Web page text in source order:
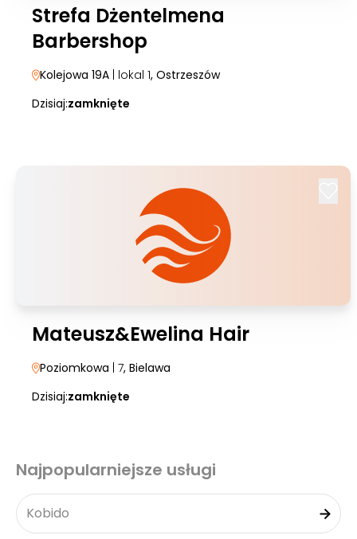
Strefa Dżentelmena
Barbershop
Kolejowa 19A | lokal 1, Ostrzeszów
Dzisiaj:zamknięte
Mateusz&Ewelina Hair
Poziomkowa | 7, Bielawa
Dzisiaj:zamknięte
Najpopularniejsze usługi
Kobido